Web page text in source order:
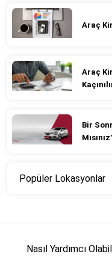
Araç
Araç
Bir
Popüler Lokasyonlar
Nasıl Yardımcı